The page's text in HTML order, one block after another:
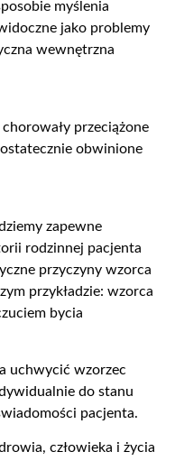
myślenia
jako problemy
wewnętrzna
przeciążone
obwinione
zapewne
rodzinnej pacjenta
przyczyny wzorca
przykładzie: wzorca
bycia
uchwycić wzorzec
do stanu
pacjenta.
człowieka i życia